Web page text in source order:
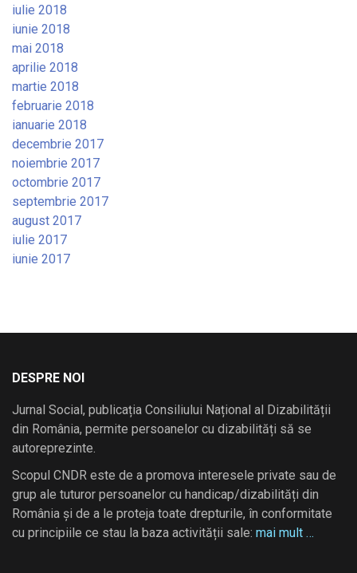
iulie 2018
iunie 2018
mai 2018
aprilie 2018
martie 2018
februarie 2018
ianuarie 2018
decembrie 2017
noiembrie 2017
octombrie 2017
septembrie 2017
august 2017
iulie 2017
iunie 2017
DESPRE NOI
Jurnal Social, publicația Consiliului Național al Dizabilității
din România, permite persoanelor cu dizabilități să se
autoreprezinte.
Scopul CNDR este de a promova interesele private sau de
grup ale tuturor persoanelor cu handicap/dizabilități din
România și de a le proteja toate drepturile, în conformitate
cu principiile ce stau la baza activității sale: mai mult …